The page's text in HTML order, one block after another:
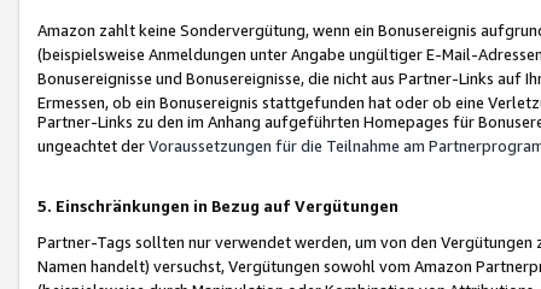
Amazon zahlt keine Sondervergütung, wenn ein Bonusereignis
(beispielsweise Anmeldungen unter Angabe ungültiger E-Mail-
Bonusereignisse und Bonusereignisse, die nicht aus Partner-Links auf
Ermessen, ob ein Bonusereignis stattgefunden hat oder ob eine
Partner-Links zu den im Anhang aufgeführten Homepages für
ungeachtet derVoraussetzungen für die Teilnahme am
5. Einschränkungen in Bezug auf Vergütungen
Partner-Tags sollten nur verwendet werden, um von den
Namen handelt) versuchst, Vergütungen sowohl vom Amazon